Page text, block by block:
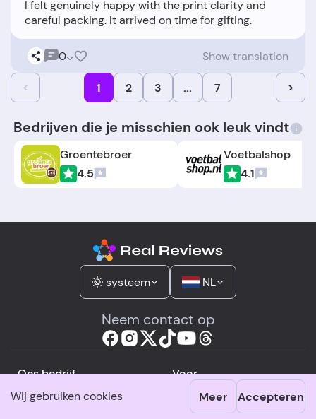
Wij gebruiken cookies Meer Accepteren
I felt genuinely happy with the print clarity and
0 Show translation
< 1 2 3 ... 7 >
Bedrijven die je misschien ook leuk vindt
Groentebroer
4.5
Voetbalshop
4.1
systeem NL
Neem contact op
Ons bedrijf
Over ons
Voor
consumenten